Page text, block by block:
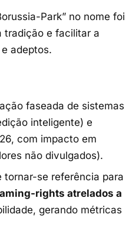
Park” no nome foi
tradição e facilitar a
adeptos.
faseada de sistemas
inteligente) e
com impacto em
não divulgados).
tornar-se referência para
rights atrelados a
gerando métricas